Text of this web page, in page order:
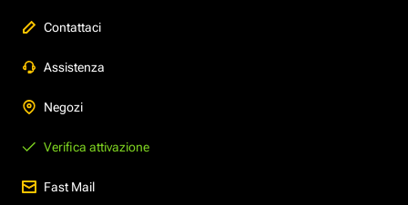
Contattaci
Assistenza
Negozi
Verifica attivazione
Fast Mail